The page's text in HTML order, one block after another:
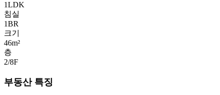
1LDK
침실
1BR
크기
46m²
층
2/8F
부동산 특징